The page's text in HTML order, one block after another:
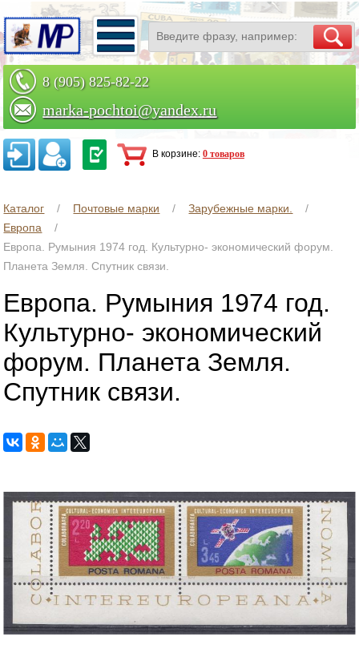
8 (905) 825-82-22
marka-pochtoi@yandex.ru
Заказать по телефону
В корзине: 0 товаров
Каталог Почтовые марки
Зарубежные марки.
Европа
Европа. Румыния 1974 год. Культурно- экономический форум.
Планета Земля. Спутник связи.
Европа. Румыния 1974 год.
Культурно- экономический
форум. Планета Земля.
Спутник связи.